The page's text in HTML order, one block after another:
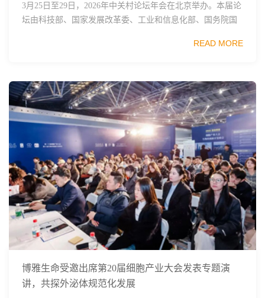
3月25日至29日，2026年中关村论坛年会在北京举办。本届论
坛由科技部、国家发展改革委、工业和信息化部、国务院国
READ MORE
博雅生命受邀出席第20届细胞产业大会发表专题演
讲，共探外泌体规范化发展